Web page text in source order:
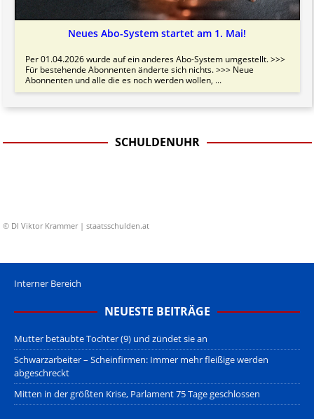
Neues Abo-System startet am 1. Mai!
Per 01.04.2026 wurde auf ein anderes Abo-System umgestellt. >>>
Für bestehende Abonnenten änderte sich nichts. >>> Neue
Abonnenten und alle die es noch werden wollen, ...
SCHULDENUHR
© DI Viktor Krammer | staatsschulden.at
Interner Bereich
NEUESTE BEITRÄGE
Mutter betäubte Tochter (9) und zündet sie an
Schwarzarbeiter – Scheinfirmen: Immer mehr fleißige werden
abgeschreckt
Mitten in der größten Krise, Parlament 75 Tage geschlossen